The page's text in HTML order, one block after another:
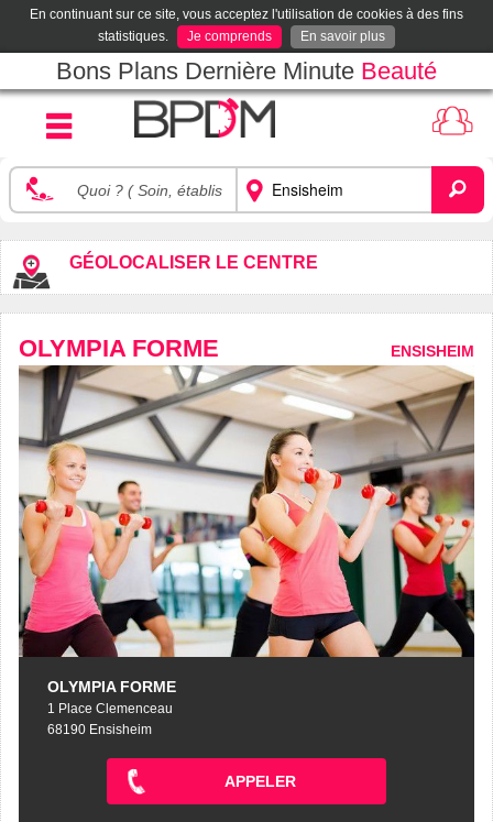
En continuant sur ce site, vous acceptez l'utilisation de cookies à des fins
statistiques.
Je comprends En savoir plus
Bons Plans Dernière Minute Beauté
GÉOLOCALISER LE CENTRE
OLYMPIA FORME ENSISHEIM
OLYMPIA FORME
1 Place Clemenceau
68190 Ensisheim
APPELER